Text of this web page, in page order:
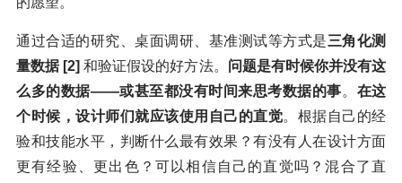
通过合适的研究、桌面调研、基准测试等方式是三角化测
量数据 [2] 和验证假设的好方法。 问题是有时候你并没有这
么多的数据——或甚至都没有时间来思考数据的事。 在这
个时候，设计师们就应该使用自己的直觉。根据自己的经
验和技能水平，判断什么最有效果？有没有人在设计方面
更有经验、更出色？可以相信自己的直觉吗？混合了直